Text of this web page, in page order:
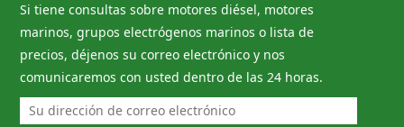
Si tiene consultas sobre motores diésel, motores
marinos, grupos electrógenos marinos o lista de
precios, déjenos su correo electrónico y nos
comunicaremos con usted dentro de las 24 horas.